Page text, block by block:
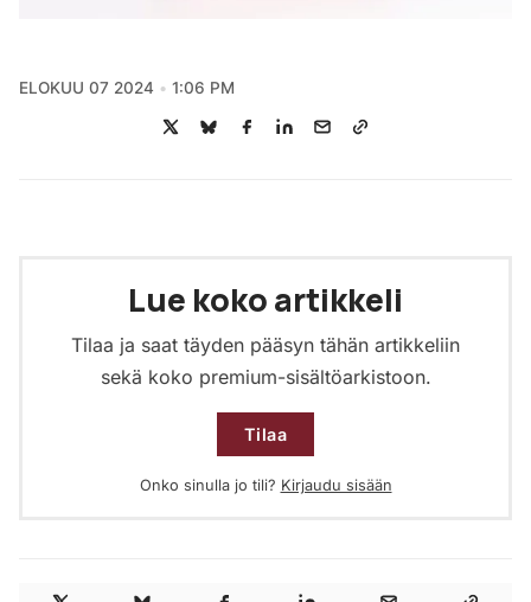
ELOKUU 07 2024 1:06 PM
Lue koko artikkeli
Tilaa ja saat täyden pääsyn tähän artikkeliin
sekä koko premium-sisältöarkistoon.
Tilaa
Onko sinulla jo tili? Kirjaudu sisään